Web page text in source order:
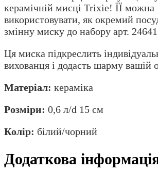
керамічній мисці Trixie! ЇЇ можна
використовувати, як окремий
змінну миску до набору арт.
Ця миска підкреслить
вихованця і додасть шарму вашій
Матеріал: кераміка
Розміри: 0,6 л/d 15 см
Колір: білий/чорний
Додаткова